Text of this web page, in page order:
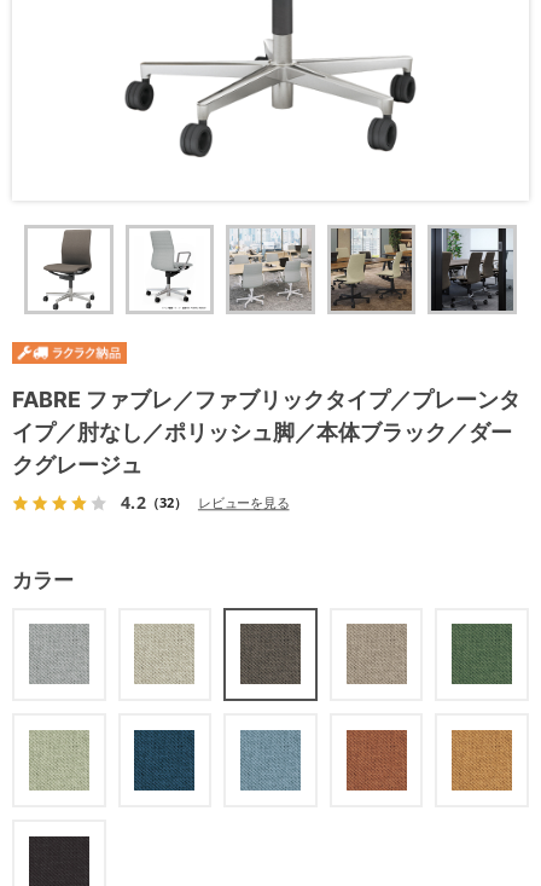
FABRE ファブレ／ファブリックタイプ／プレーンタ
イプ／肘なし／ポリッシュ脚／本体ブラック／ダー
クグレージュ
4.2（32） レビューを見る
カラー